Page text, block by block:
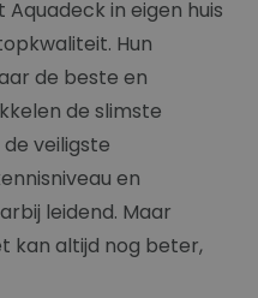
in eigen huis
Hun
de beste en
de slimste
veiligste
en
leidend. Maar
kan altijd nog beter,